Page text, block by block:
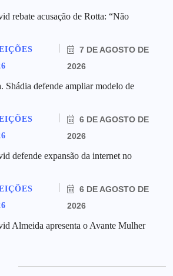
rebate acusação de Rotta: “Não
7 DE AGOSTO DE
2026
Shádia defende ampliar modelo de
6 DE AGOSTO DE
2026
defende expansão da internet no
6 DE AGOSTO DE
2026
Almeida apresenta o Avante Mulher